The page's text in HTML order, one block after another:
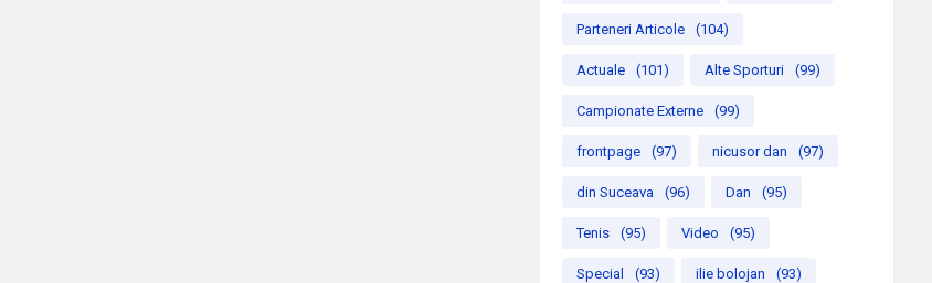
Parteneri Articole (104)
Actuale (101) Alte Sporturi (99)
Campionate Externe (99)
frontpage (97) nicusor dan (97)
din Suceava (96) Dan (95)
Tenis (95) Video (95)
Special (93) ilie bolojan (93)